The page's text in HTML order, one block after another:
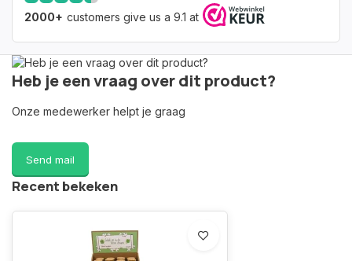
2000+ customers give us a 9.1 at
Heb je een vraag over dit product?
Onze medewerker helpt je graag
Send mail
Recent bekeken